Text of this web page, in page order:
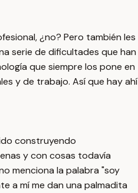
¿no? Pero también les
serie de dificultades que han
que siempre los pone en
y de trabajo. Así que hay ahí
construyendo
y con cosas todavía
menciona la palabra "soy
a mí me dan una palmadita